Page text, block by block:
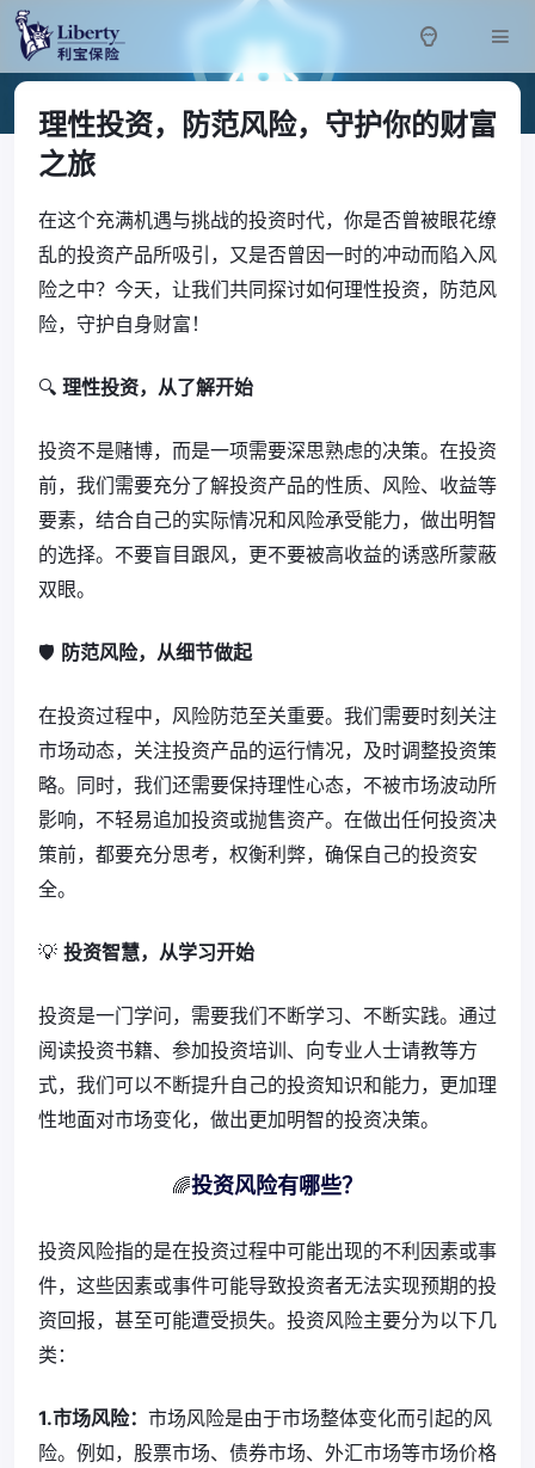
理性投资，防范风险，守护你的财富
之旅
在这个充满机遇与挑战的投资时代，你是否曾被眼花缭
乱的投资产品所吸引，又是否曾因一时的冲动而陷入风
险之中？今天，让我们共同探讨如何理性投资，防范风
险，守护自身财富！
🔍 理性投资，从了解开始
投资不是赌博，而是一项需要深思熟虑的决策。在投资
前，我们需要充分了解投资产品的性质、风险、收益等
要素，结合自己的实际情况和风险承受能力，做出明智
的选择。不要盲目跟风，更不要被高收益的诱惑所蒙蔽
双眼。
🛡️ 防范风险，从细节做起
在投资过程中，风险防范至关重要。我们需要时刻关注
市场动态，关注投资产品的运行情况，及时调整投资策
略。同时，我们还需要保持理性心态，不被市场波动所
影响，不轻易追加投资或抛售资产。在做出任何投资决
策前，都要充分思考，权衡利弊，确保自己的投资安
全。
💡 投资智慧，从学习开始
投资是一门学问，需要我们不断学习、不断实践。通过
阅读投资书籍、参加投资培训、向专业人士请教等方
式，我们可以不断提升自己的投资知识和能力，更加理
性地面对市场变化，做出更加明智的投资决策。
🌈投资风险有哪些？
投资风险指的是在投资过程中可能出现的不利因素或事
件，这些因素或事件可能导致投资者无法实现预期的投
资回报，甚至可能遭受损失。投资风险主要分为以下几
类：
1.市场风险： 市场风险是由于市场整体变化而引起的风
险。例如，股票市场、债券市场、外汇市场等市场价格